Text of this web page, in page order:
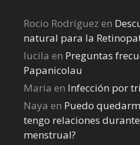
Rocio Rodríguez en
natural para la
lucila en Preguntas
Papanicolau
Maria en Infección por
Naya en Puedo
tengo relaciones
menstrual?